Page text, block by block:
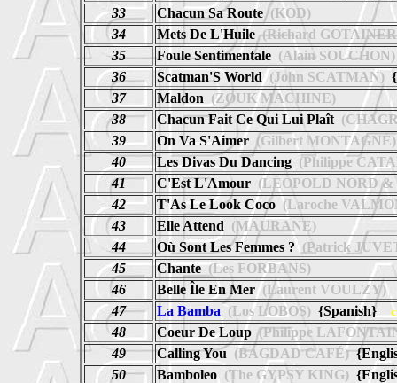
33
Chacun Sa Route(KOD)
34
Mets De L'Huile(Richard
35
Foule Sentimentale(Alain SOUCHON)
36
Scatman'S World(John SCATMAN)
37
Maldon (ZOUK MACHINE)
38
Chacun Fait Ce Qui Lui Plaît
39
On Va S'Aimer(Gilbert MONTAGNÉ)
40
Les Divas Du Dancing(Philippe
41
C'Est L'Amour(LÉOPOLD NORD &
42
T'As Le Look Coco(Laroche
43
Elle Attend (MAURANE)
44
Où Sont Les Femmes ? (Patrick
45
Chante(Les FORBANS)
46
Belle Île En Mer(Laurent VOULZY)
47
La Bamba (Los LOBOS){Spanish}
48 Coeur De Loup(Philippe
49
Calling You (BAGDAD CAFÉ)
50
Bamboleo(The GYPSY KING)